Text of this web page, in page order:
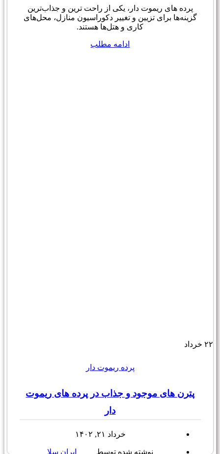
پرده های ریموت دار، یکی از راحت ترین و جذاب‌ترین
گزینه‌ها برای تزیین و تغییر دکوراسیون منازل، محل‌های
کاری و هتل‌ها هستند.
ادامه مطلب
۲۲ خرداد
پرده ریموت دار
پترن های موجود و جذاب در پرده های ریموت
دار
خرداد ۲۱, ۱۴۰۲
نوشته شده توسط ایران سلا